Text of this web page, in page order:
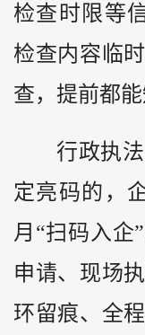
检查时限等
检查内容临
查，提前都
行政执
定亮码的，
月“扫码入企
申请、现场
环留痕、全